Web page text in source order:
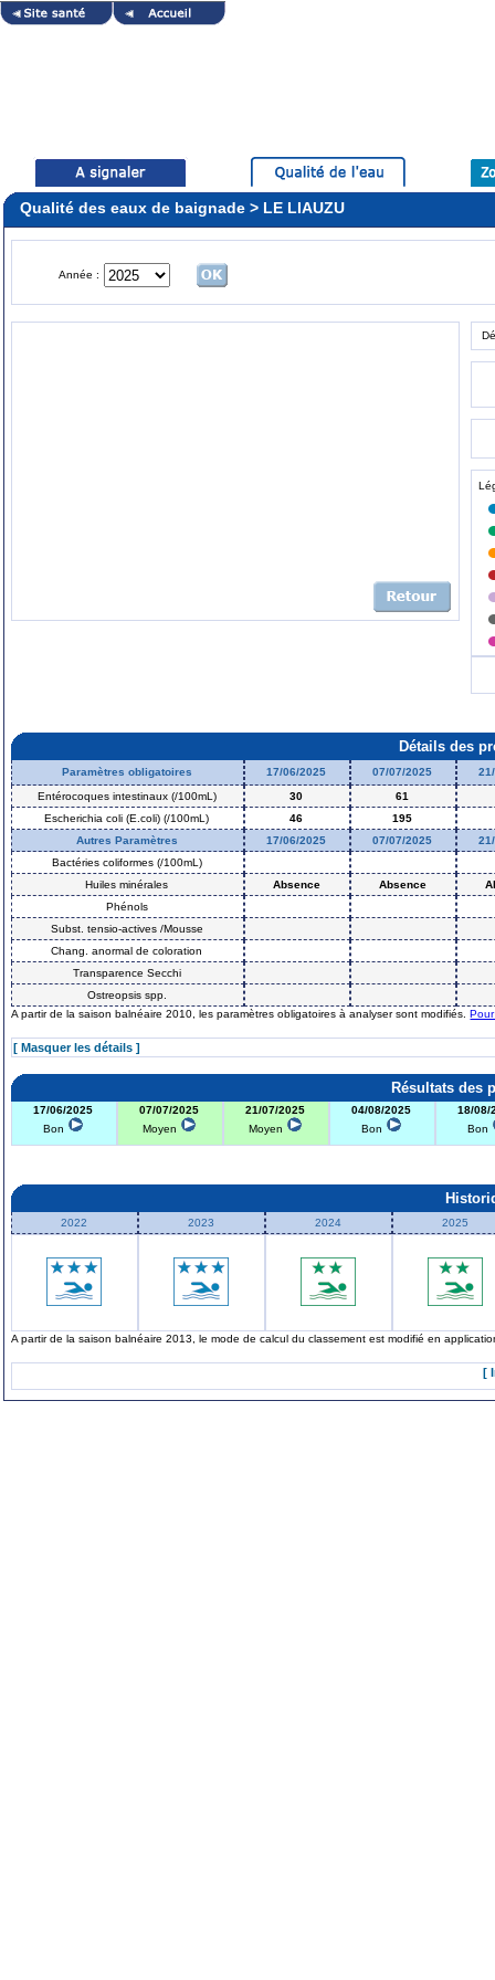
Qualité des eaux de baignade > LE LIAUZU
Année :
Détails des
Paramètres obligatoires 17/06/2025 07/07/2025
Entérocoques intestinaux (/100mL)
30
61
Escherichia coli (E.coli) (/100mL)
46
195
Autres Paramètres
17/06/2025 07/07/2025
Bactéries coliformes (/100mL)
Huiles minérales
Absence Absence
Phénols
Subst. tensio-actives /Mousse
Chang. anormal de coloration
Transparence Secchi
Ostreopsis spp.
A partir de la saison balnéaire 2010, les paramètres obligatoires à analyser sont modifiés.
[ Masquer les détails ]
Résultats des
17/06/2025
Bon
07/07/2025
Moyen
21/07/2025
Moyen
04/08/2025
Bon
18/08/
Bon
2022 2023 2024 2025
A partir de la saison balnéaire 2013, le mode de calcul du classement est modifié en
[